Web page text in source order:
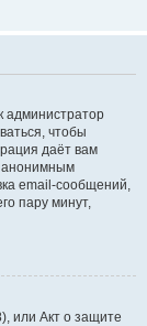
администратор
чтобы
даёт вам
анонимным
email-сообщений,
пару минут,
или Акт о защите